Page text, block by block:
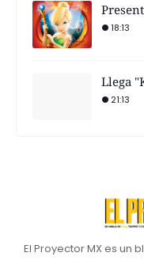
18:13
Llega
21:13
El Proyector MX es un